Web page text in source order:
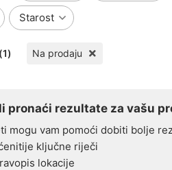
Starost
Na prodaju
pronaći rezultate za vašu
mogu vam pomoći dobiti bolje
ključne riječi
lokacije